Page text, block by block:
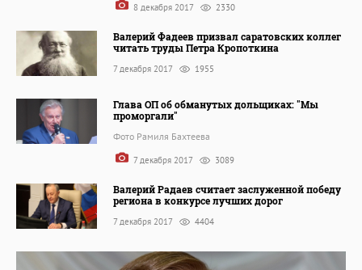
8 декабря 2017 2330
Валерий Фадеев призвал саратовских коллег
читать труды Петра Кропоткина
7 декабря 2017 1955
Глава ОП об обманутых дольщиках: "Мы
проморгали"
Фото Рамиля Бахтеева
7 декабря 2017 3089
Валерий Радаев считает заслуженной победу
региона в конкурсе лучших дорог
7 декабря 2017 4404